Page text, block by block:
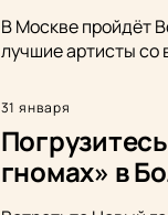
В Москве пройдёт
лучшие артисты со
31 января
гномах» в